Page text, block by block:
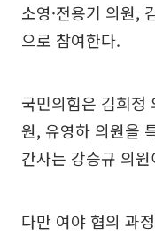
소영·전용기 의원,
으로 참여한다.
국민의힘은 김희정
원, 유영하 의원을
간사는 강승규 의
다만 여야 협의 과